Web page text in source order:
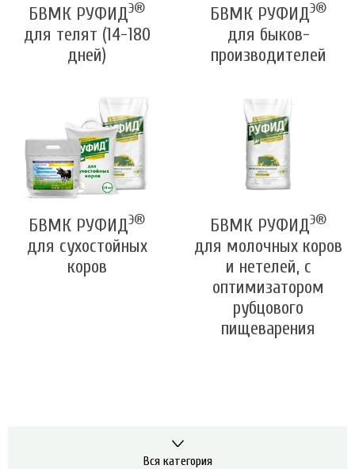
БВМК РУФИДЭ®
для телят (14-180
дней)
БВМК РУФИДЭ®
для быков-
производителей
БВМК РУФИДЭ®
для сухостойных
коров
БВМК РУФИДЭ®
для молочных коров
и нетелей, с
оптимизатором
рубцового
пищеварения
Вся категория